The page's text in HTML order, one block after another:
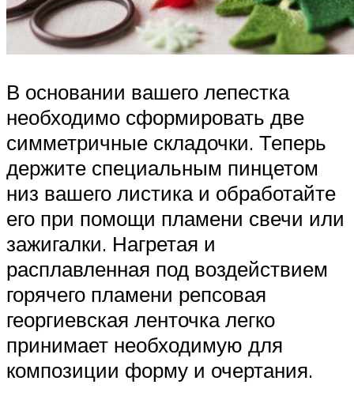
В основании вашего лепестка
необходимо сформировать две
симметричные складочки. Теперь
держите специальным пинцетом
низ вашего листика и обработайте
его при помощи пламени свечи или
зажигалки. Нагретая и
расплавленная под воздействием
горячего пламени репсовая
георгиевская ленточка легко
принимает необходимую для
композиции форму и очертания.